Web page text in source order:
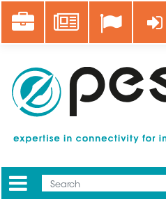
au
contenu
Career News Se
Mobile